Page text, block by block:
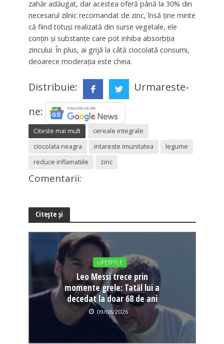
zahăr adăugat, dar acestea oferă până la 30% din
necesarul zilnic recomandat de zinc, însă ține minte
că fiind totuși realizată din surse vegetale, ele
conțin și substanțe care pot inhiba absorbția
zincului. În plus, ai grijă la câtă ciocolată consumi,
deoarece moderația este cheia.
Distribuie:
Urmareste-
ne:
Citeste mai mult
cereale integrale
ciocolata neagra
intareste imunitatea
legume
reduce inflamatiile
zinc
Comentarii:
Citește și
LIFESTYLE
Leo Messi trece prin
momente grele: Tatăl lui a
decedat la doar 68 de ani
09/08/2026